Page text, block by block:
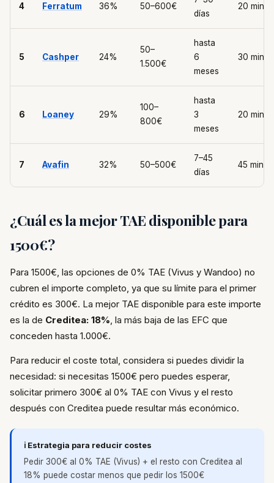
4 Ferratum 36% 50–600€
días
20 min
5 Cashper 24%
50–
1.500€
hasta
6
meses
30 min
6 Loaney 29%
100–
800€
hasta
3
meses
20 min
7 Avafin 32% 50–500€
7–45
días
45 min
¿Cuál es la mejor TAE disponible para
1500€?
Para 1500€, las opciones de 0% TAE (Vivus y Wandoo) no
cubren el importe completo, ya que su límite para el primer
crédito es 300€. La mejor TAE disponible para este importe
es la de Creditea: 18%, la más baja de las EFC que
conceden hasta 1.000€.
Para reducir el coste total, considera si puedes dividir la
necesidad: si necesitas 1500€ pero puedes esperar,
solicitar primero 300€ al 0% TAE con Vivus y el resto
después con Creditea puede resultar más económico.
ℹ️ Estrategia para reducir costes
Pedir 300€ al 0% TAE (Vivus) + el resto con Creditea al
18% puede costar menos que pedir los 1500€